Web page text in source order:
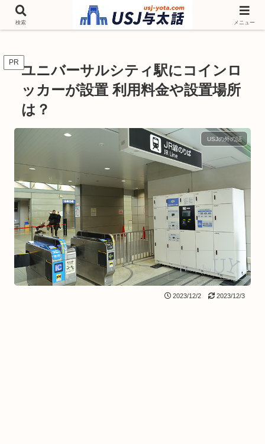
チケットやシーズンイベント ニンテンドーワールド アトラクションなどユニ
バを歩いて情報収集しています
PR ユニバーサルシティ駅にコインロ
ッカーが設置 利用料金や設置場所
は？
USJの外の話
2023/12/2 2023/12/3
検索 メニュー